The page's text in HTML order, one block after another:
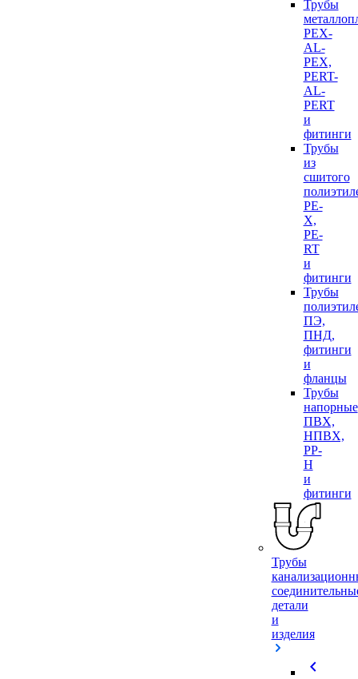
Трубы
PEX-
AL-
PEX,
PERT-
AL-
PERT
и
фитинги
Трубы
из
сшитого
PE-
X,
PE-
RT
и
фитинги
Трубы
ПЭ,
ПНД,
фитинги
и
фланцы
Трубы
напорные
ПВХ,
НПВХ,
PP-
H
и
фитинги
Трубы
детали
и
изделия
chevron_left